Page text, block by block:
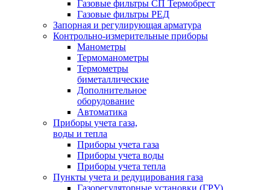
Газовые фильтры СП Термобрест
Газовые фильтры РЕД
Запорная и регулирующая арматура
Контрольно-измерительные приборы
Манометры
Термоманометры
Термометры
биметаллические
Дополнительное
оборудование
Автоматика
Приборы учета газа,
воды и тепла
Приборы учета газа
Приборы учета воды
Приборы учета тепла
Пункты учета и редуцирования газа
Газорегуляторные установки (ГРУ)